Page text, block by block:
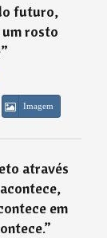
futuro,
um rosto
”
Imagem
através
em
”